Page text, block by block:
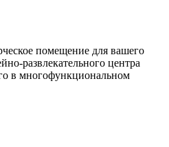
помещение для вашего
развлекательного центра
в многофункциональном